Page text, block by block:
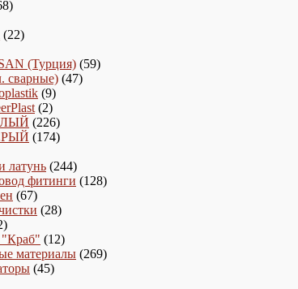
68
2222
(Турция) 5959
сварные) 4747
99
товаров
22
товара
226226
товаров
174174
латунь 244244
товара
фитинги 128128
6767
товаров
2828
22
товара
1212
товаров
материалы 269269
4545